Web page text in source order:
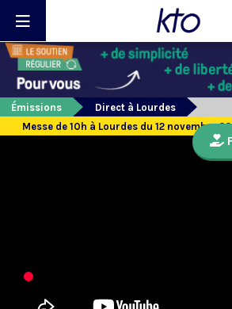
Émissions
Direct à Lourdes
Messe de 10h à Lourdes du 12 novembre